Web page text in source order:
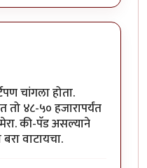
चांगला होता.
तो ४८-५० हजारापर्यंत
की-पॅड असल्याने
वाटायचा.